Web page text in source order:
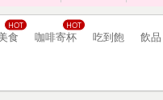
食 咖啡寄杯 吃到飽 飲品